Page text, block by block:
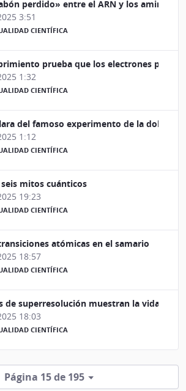
perdido» entre el ARN y los
3:51
CIENTÍFICA
prueba que los electrones
1:32
CIENTÍFICA
del famoso experimento de la doble
1:12
CIENTÍFICA
mitos cuánticos
19:23
CIENTÍFICA
atómicas en el samario
18:57
CIENTÍFICA
de superresolución muestran la vida
18:03
CIENTÍFICA
Página 15 de 195